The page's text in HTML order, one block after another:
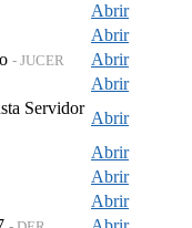
Abrir
Abrir
- JUCER
Abrir
Abrir
Servidor
Abrir
Abrir
Abrir
Abrir